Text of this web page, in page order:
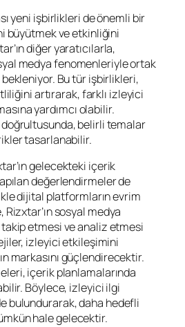
yeni işbirlikleri de önemli bir
büyütmek ve etkinliğini
diğer yaratıcılarla,
medya fenomenleriyle ortak
Bu tür işbirlikleri,
artırarak, farklı izleyici
yardımcı olabilir.
belirli temalar
tasarlanabilir.
gelecekteki içerik
değerlendirmeler de
dijital platformların evrim
sosyal medya
etmesi ve analiz etmesi
izleyici etkileşimini
markasını güçlendirecektir.
içerik planlamalarında
Böylece, izleyici ilgi
bulundurarak, daha hedefli
hale gelecektir.